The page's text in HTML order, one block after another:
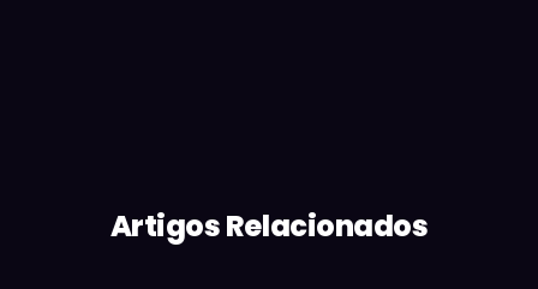
Artigos Relacionados